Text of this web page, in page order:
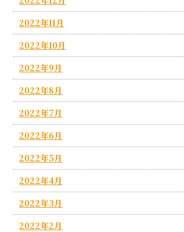
2022年11月
2022年10月
2022年9月
2022年8月
2022年7月
2022年6月
2022年5月
2022年4月
2022年3月
2022年2月